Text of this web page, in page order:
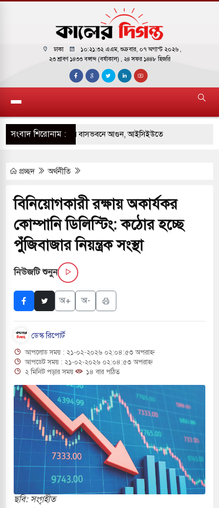
ঢাকা ১০:২১:৩৩ এএম, শুক্রবার, ০৭ অগাস্ট ২০২৬ ,
২৩ শ্রাবণ ১৪৩৩ বঙ্গাব্দ (বর্ষাকাল) , ২৪ সফর ১৪৪৮ হিজরি
সংবাদ শিরোনাম :
হাইকমিশনারের বাসভবনে আগুন, আইসিইউতে
হয়ে আসছে ‘স্পেশাল রেসপন্স ব্যাটালিয়ন
মুখোমুখি সংঘর্ষে ৯ জন নিহত
৬ শ্রমিক নিহত, আহত ১৫
গুলিতে শিক্ষক নিহত, হামলাকারীর আত্মহত্যা
মধ্যপ্রাচ্যে ব্ল্যাকআউটের কঠোর হুঁশিয়ারি ইরানের
নিরাপত্তা তল্লাশিতে ছাড় দেওয়া হবে না:
দক্ষিণ কোরিয়ার বন্দি ২৫ শতাংশ বেড়েছে
থাকুক বা না থাকুক, ইরানে একক সামরিক পদক্ষেপের
জুমার বয়ান ও নামাজ পড়াবেন দেওবন্দের
ছাড়লেন জনপ্রিয় ভারতীয় সাংবাদিক ময়ূখ রঞ্জন
প্রচ্ছদ অর্থনীতি
বিনিয়োগকারী রক্ষায় অকার্যকর
কোম্পানি ডিলিস্টিং: কঠোর হচ্ছে
পুঁজিবাজার নিয়ন্ত্রক সংস্থা
নিউজটি শুনুন
অ+ অ-
ডেস্ক রিপোর্ট
আপলোড সময় : ২১-০২-২০২৬ ০২:০৪:৫৩ অপরাহ্ন
আপডেট সময় : ২১-০২-২০২৬ ০২:০৪:৫৩ অপরাহ্ন
২ মিনিট পড়ার সময়
১৪ বার পঠিত
ছবি: সংগৃহীত